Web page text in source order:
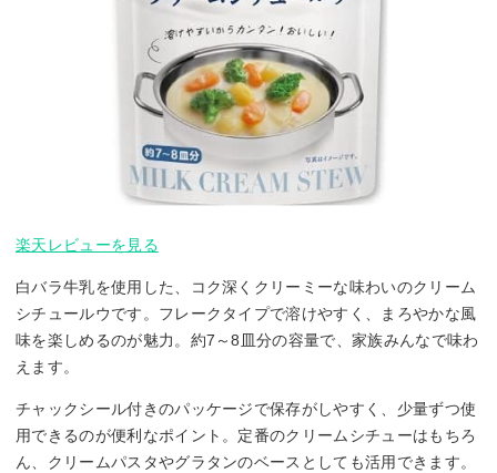
楽天レビューを見る
白バラ牛乳を使用した、コク深くクリーミーな味わいのクリーム
シチュールウです。フレークタイプで溶けやすく、まろやかな風
味を楽しめるのが魅力。約7～8皿分の容量で、家族みんなで味わ
えます。
チャックシール付きのパッケージで保存がしやすく、少量ずつ使
用できるのが便利なポイント。定番のクリームシチューはもちろ
ん、クリームパスタやグラタンのベースとしても活用できます。